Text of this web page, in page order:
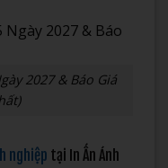
2027 & Báo Giá
nghiệp tại In Ấn Ánh